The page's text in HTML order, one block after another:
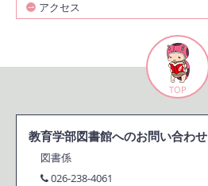
アクセス
教育学部図書館へのお問い合わせ
図書係
026-238-4061
TOP